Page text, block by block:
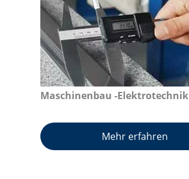
Maschinenbau -Elektrotechnik
Mehr erfahren